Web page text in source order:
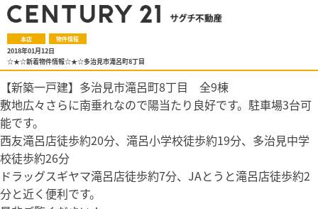
本店 物件情報
2018年01月12日
☆★☆新着物件情報☆★☆多治見市滝呂町8丁目
【新築一戸建】多治見市滝呂町8丁目 全9棟
敷地広々さらに南垂れなので陽当たり良好です。駐車場3台可
能です。
西友滝呂店徒歩約20分、滝呂小学校徒歩約19分、多治見中学
校徒歩約26分
ドラッグスギヤマ滝呂店徒歩約7分、JAとうと滝呂店徒歩約2
分と近く便利です。